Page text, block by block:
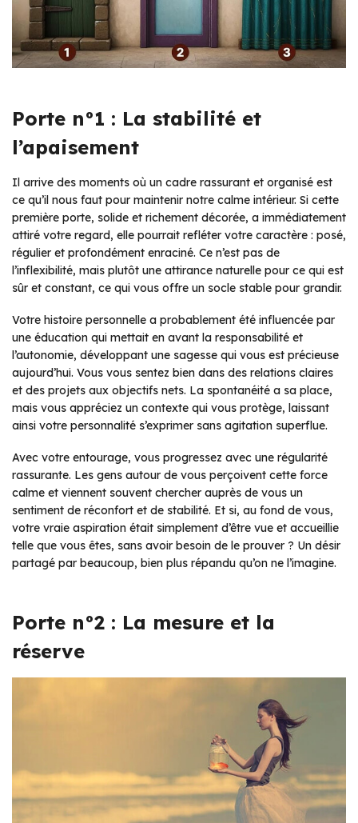
Porte n°1 : La stabilité et
l’apaisement
Il arrive des moments où un cadre rassurant et organisé est
ce qu’il nous faut pour maintenir notre calme intérieur. Si cette
première porte, solide et richement décorée, a immédiatement
attiré votre regard, elle pourrait refléter votre caractère : posé,
régulier et profondément enraciné. Ce n’est pas de
l’inflexibilité, mais plutôt une attirance naturelle pour ce qui est
sûr et constant, ce qui vous offre un socle stable pour grandir.
Votre histoire personnelle a probablement été influencée par
une éducation qui mettait en avant la responsabilité et
l’autonomie, développant une sagesse qui vous est précieuse
aujourd’hui. Vous vous sentez bien dans des relations claires
et des projets aux objectifs nets. La spontanéité a sa place,
mais vous appréciez un contexte qui vous protège, laissant
ainsi votre personnalité s’exprimer sans agitation superflue.
Avec votre entourage, vous progressez avec une régularité
rassurante. Les gens autour de vous perçoivent cette force
calme et viennent souvent chercher auprès de vous un
sentiment de réconfort et de stabilité. Et si, au fond de vous,
votre vraie aspiration était simplement d’être vue et accueillie
telle que vous êtes, sans avoir besoin de le prouver ? Un désir
partagé par beaucoup, bien plus répandu qu’on ne l’imagine.
Porte n°2 : La mesure et la
réserve